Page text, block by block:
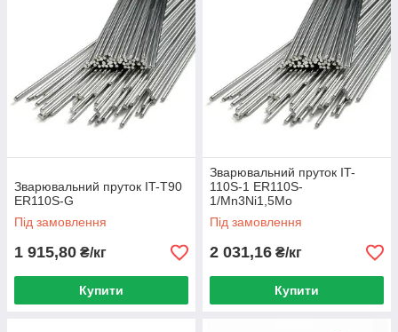
Зварювальний пруток IT-T90
ER110S-G
Під замовлення
1 915,80 ₴/кг
Купити
Зварювальний пруток IT-
110S-1 ER110S-
1/Mn3Ni1,5Mo
Під замовлення
2 031,16 ₴/кг
Купити